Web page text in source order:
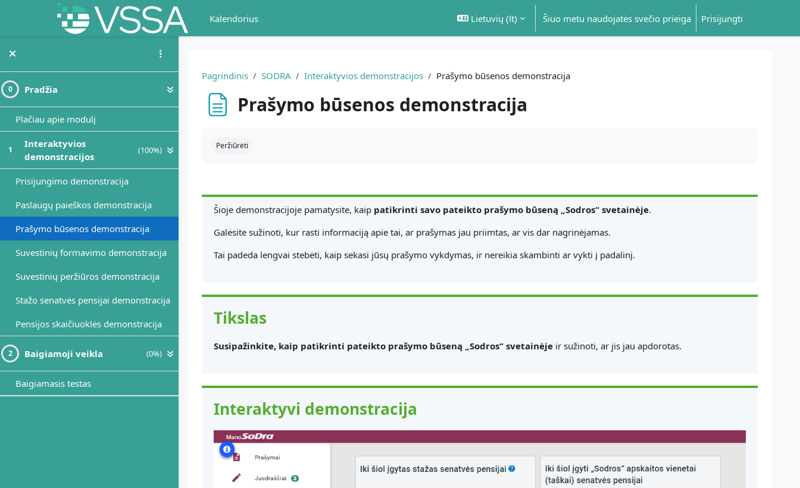
Pereiti į pagrindinį turinį
Kalendorius
Lietuvių ‎(lt)‎ Šiuo metu naudojatės svečio prieiga Prisijungti
0 Pradžia
Plačiau apie modulį
1
Interaktyvios
demonstracijos
(100%)
Prisijungimo demonstracija
Paslaugų paieškos demonstracija
Prašymo būsenos demonstracija
Suvestinių formavimo demonstracija
Suvestinių peržiūros demonstracija
Stažo senatvės pensijai demonstracija
Pensijos skaičiuoklės demonstracija
2 Baigiamoji veikla (0%)
Baigiamasis testas
Pagrindinis SODRA Interaktyvios demonstracijos Prašymo būsenos demonstracija
Prašymo būsenos demonstracija
Peržiūrėti
Šioje demonstracijoje pamatysite, kaip patikrinti savo pateikto prašymo būseną „Sodros“ svetainėje.
Galėsite sužinoti, kur rasti informaciją apie tai, ar prašymas jau priimtas, ar vis dar nagrinėjamas.
Tai padeda lengvai stebėti, kaip sekasi jūsų prašymo vykdymas, ir nereikia skambinti ar vykti į padalinį.
Tikslas
Susipažinkite, kaip patikrinti pateikto prašymo būseną „Sodros“ svetainėje ir sužinoti, ar jis jau apdorotas.
Interaktyvi demonstracija